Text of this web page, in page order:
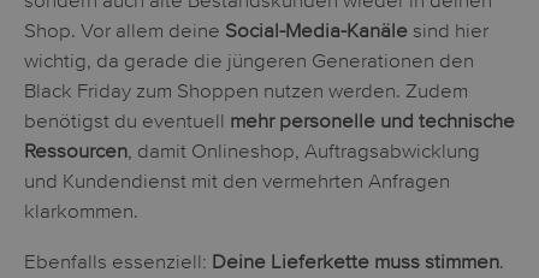
Shop. Vor allem deine Social-Media-Kanäle sind hier
wichtig, da gerade die jüngeren Generationen den
Black Friday zum Shoppen nutzen werden. Zudem
benötigst du eventuell mehr personelle und technische
Ressourcen, damit Onlineshop, Auftragsabwicklung
und Kundendienst mit den vermehrten Anfragen
klarkommen.
Ebenfalls essenziell: Deine Lieferkette muss stimmen.